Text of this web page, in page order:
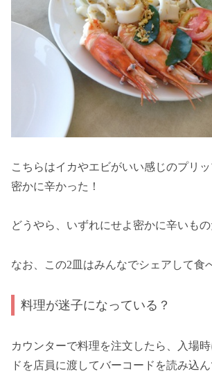
こちらはイカやエビがいい感じのプリッ
密かに辛かった！
どうやら、いずれにせよ密かに辛いもの
なお、この2皿はみんなでシェアして食
料理が迷子になっている？
カウンターで料理を注文したら、入場
ドを店員に渡してバーコードを読み込ん